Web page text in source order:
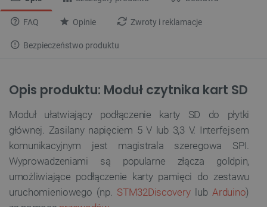
FAQ Opinie Zwroty i reklamacje
Bezpieczeństwo produktu
Opis produktu: Moduł czytnika kart SD
Moduł ułatwiający podłączenie karty SD do płytki
głównej. Zasilany napięciem 5 V lub 3,3 V. Interfejsem
komunikacyjnym jest magistrala szeregowa SPI.
Wyprowadzeniami są popularne złącza goldpin,
umożliwiające podłączenie karty pamięci do zestawu
uruchomieniowego (np. STM32DiscoverylubArduino)